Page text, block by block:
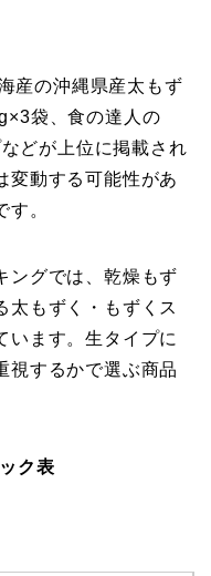
産の沖縄県産太もず
袋、食の達人の
どが上位に掲載され
変動する可能性があ
。
ングでは、乾燥もず
太もずく・もずくス
います。生タイプに
視するかで選ぶ商品
ク表